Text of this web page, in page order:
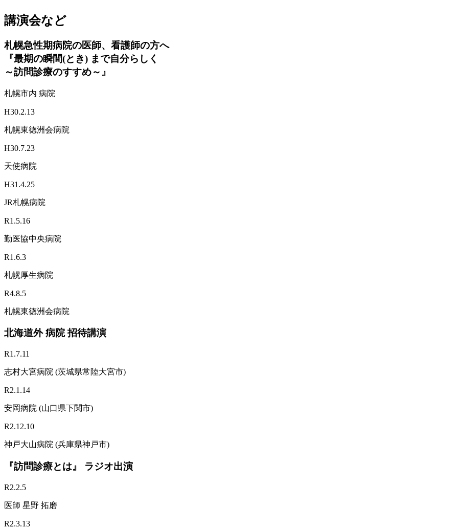
講演会など
札幌急性期病院の医師、看護師の方へ
『最期の瞬間(とき) まで自分らしく
～訪問診療のすすめ～』
札幌市内 病院
H30.2.13
札幌東徳洲会病院
H30.7.23
天使病院
H31.4.25
JR札幌病院
R1.5.16
勤医協中央病院
R1.6.3
札幌厚生病院
R4.8.5
札幌東徳洲会病院
北海道外 病院 招待講演
R1.7.11
志村大宮病院 (茨城県常陸大宮市)
R2.1.14
安岡病院 (山口県下関市)
R2.12.10
神戸大山病院 (兵庫県神戸市)
『訪問診療とは』 ラジオ出演
R2.2.5
医師 星野 拓磨
R2.3.13